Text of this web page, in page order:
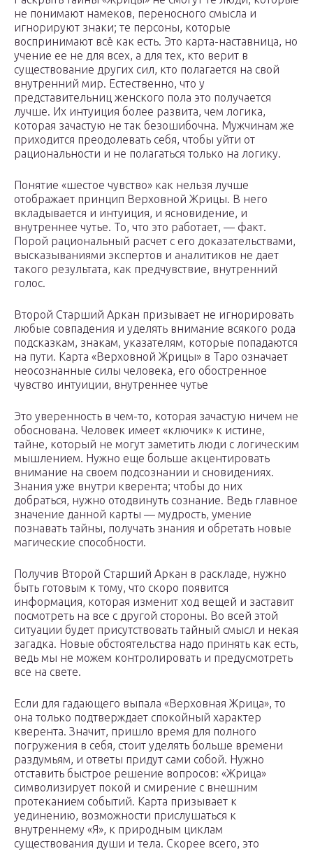
не понимают намеков, переносного смысла и
игнорируют знаки; те персоны, которые
воспринимают всё как есть. Это карта-наставница, но
учение ее не для всех, а для тех, кто верит в
существование других сил, кто полагается на свой
внутренний мир. Естественно, что у
представительниц женского пола это получается
лучше. Их интуиция более развита, чем логика,
которая зачастую не так безошибочна. Мужчинам же
приходится преодолевать себя, чтобы уйти от
рациональности и не полагаться только на логику.
Понятие «шестое чувство» как нельзя лучше
отображает принцип Верховной Жрицы. В него
вкладывается и интуиция, и ясновидение, и
внутреннее чутье. То, что это работает, — факт.
Порой рациональный расчет с его доказательствами,
высказываниями экспертов и аналитиков не дает
такого результата, как предчувствие, внутренний
голос.
Второй Старший Аркан призывает не игнорировать
любые совпадения и уделять внимание всякого рода
подсказкам, знакам, указателям, которые попадаются
на пути. Карта «Верховной Жрицы» в Таро означает
неосознанные силы человека, его обостренное
чувство интуиции, внутреннее чутье
Это уверенность в чем-то, которая зачастую ничем не
обоснована. Человек имеет «ключик» к истине,
тайне, который не могут заметить люди с логическим
мышлением. Нужно еще больше акцентировать
внимание на своем подсознании и сновидениях.
Знания уже внутри кверента; чтобы до них
добраться, нужно отодвинуть сознание. Ведь главное
значение данной карты — мудрость, умение
познавать тайны, получать знания и обретать новые
магические способности.
Получив Второй Старший Аркан в раскладе, нужно
быть готовым к тому, что скоро появится
информация, которая изменит ход вещей и заставит
посмотреть на все с другой стороны. Во всей этой
ситуации будет присутствовать тайный смысл и некая
загадка. Новые обстоятельства надо принять как есть,
ведь мы не можем контролировать и предусмотреть
все на свете.
Если для гадающего выпала «Верховная Жрица», то
она только подтверждает спокойный характер
кверента. Значит, пришло время для полного
погружения в себя, стоит уделять больше времени
раздумьям, и ответы придут сами собой. Нужно
отставить быстрое решение вопросов: «Жрица»
символизирует покой и смирение с внешним
протеканием событий. Карта призывает к
уединению, возможности прислушаться к
внутреннему «Я», к природным циклам
существования души и тела. Скорее всего, это